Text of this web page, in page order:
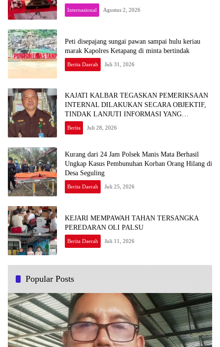
Internasional Agustus 2, 2026
Peti disepajang sungai pawan sampai hulu keriau
marak Kapolres Ketapang di minta bertindak
Berita Daerah Juli 31, 2026
KAJATI KALBAR TEGASKAN PEMERIKSAAN
INTERNAL DILAKUKAN SECARA OBJEKTIF,
TINDAK LANJUTI INFORMASI YANG
BEREDAR TERKAIT DUGAAN
KETERLIBATAN PEGAWAI KEJARI SEKADAU
Berita Juli 28, 2026
Kurang dari 24 Jam Polsek Manis Mata Berhasil
Ungkap Kasus Pembunuhan Korban Orang Hilang di
Desa Seguling
Berita Daerah Juli 25, 2026
KEJARI MEMPAWAH TAHAN TERSANGKA
PEREDARAN OLI PALSU
Berita Daerah Juli 11, 2026
Popular Posts